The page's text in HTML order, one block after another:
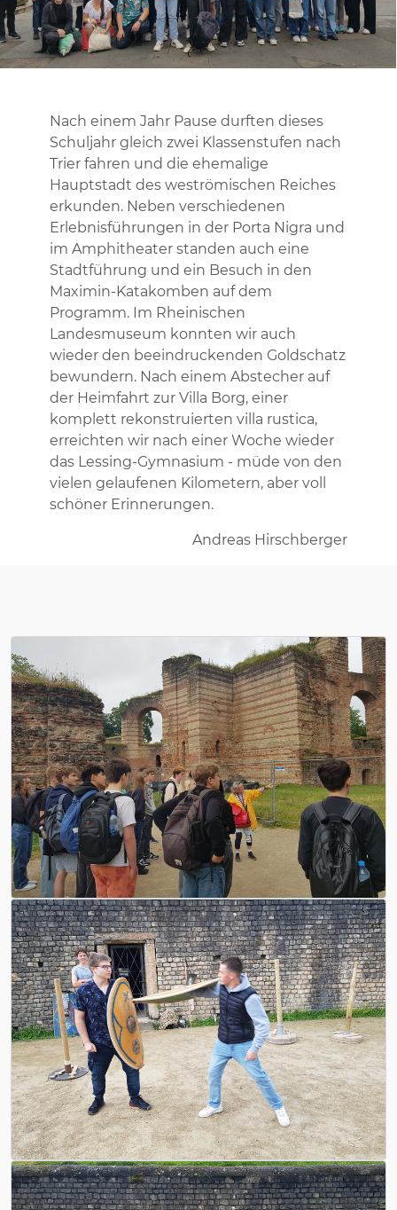
Nach einem Jahr Pause durften dieses
Schuljahr gleich zwei Klassenstufen nach
Trier fahren und die ehemalige
Hauptstadt des weströmischen Reiches
erkunden. Neben verschiedenen
Erlebnisführungen in der Porta Nigra und
im Amphitheater standen auch eine
Stadtführung und ein Besuch in den
Maximin-Katakomben auf dem
Programm. Im Rheinischen
Landesmuseum konnten wir auch
wieder den beeindruckenden Goldschatz
bewundern. Nach einem Abstecher auf
der Heimfahrt zur Villa Borg, einer
komplett rekonstruierten villa rustica,
erreichten wir nach einer Woche wieder
das Lessing-Gymnasium - müde von den
vielen gelaufenen Kilometern, aber voll
schöner Erinnerungen.
Andreas Hirschberger